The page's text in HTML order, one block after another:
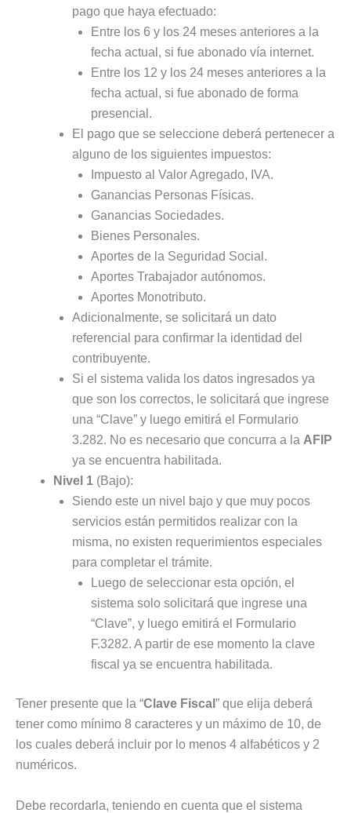
pago que haya efectuado:
Entre los 6 y los 24 meses anteriores a la
fecha actual, si fue abonado vía internet.
Entre los 12 y los 24 meses anteriores a la
fecha actual, si fue abonado de forma
presencial.
El pago que se seleccione deberá pertenecer a
alguno de los siguientes impuestos:
Impuesto al Valor Agregado, IVA.
Ganancias Personas Físicas.
Ganancias Sociedades.
Bienes Personales.
Aportes de la Seguridad Social.
Aportes Trabajador autónomos.
Aportes Monotributo.
Adicionalmente, se solicitará un dato
referencial para confirmar la identidad del
contribuyente.
Si el sistema valida los datos ingresados ya
que son los correctos, le solicitará que ingrese
una “Clave” y luego emitirá el Formulario
3.282. No es necesario que concurra a la AFIP
ya se encuentra habilitada.
Nivel 1 (Bajo):
Siendo este un nivel bajo y que muy pocos
servicios están permitidos realizar con la
misma, no existen requerimientos especiales
para completar el trámite.
Luego de seleccionar esta opción, el
sistema solo solicitará que ingrese una
“Clave”, y luego emitirá el Formulario
F.3282. A partir de ese momento la clave
fiscal ya se encuentra habilitada.
Tener presente que la “Clave Fiscal ” que elija deberá
tener como mínimo 8 caracteres y un máximo de 10, de
los cuales deberá incluir por lo menos 4 alfabéticos y 2
numéricos.
Debe recordarla, teniendo en cuenta que el sistema